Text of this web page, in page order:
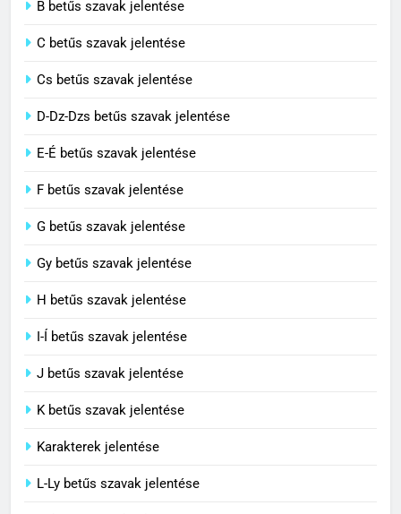
C BETŰS SZAVAK JELENTÉSE
5
Centrális jelentése
6
Céltudatos jelentése
Centenárium jelentése
C BETŰS SZAVAK JELENTÉSE
B betűs szavak jelentése
C betűs szavak jelentése
Cs betűs szavak jelentése
D-Dz-Dzs betűs szavak jelentése
E-É betűs szavak jelentése
F betűs szavak jelentése
G betűs szavak jelentése
Gy betűs szavak jelentése
H betűs szavak jelentése
I-Í betűs szavak jelentése
J betűs szavak jelentése
K betűs szavak jelentése
Karakterek jelentése
L-Ly betűs szavak jelentése